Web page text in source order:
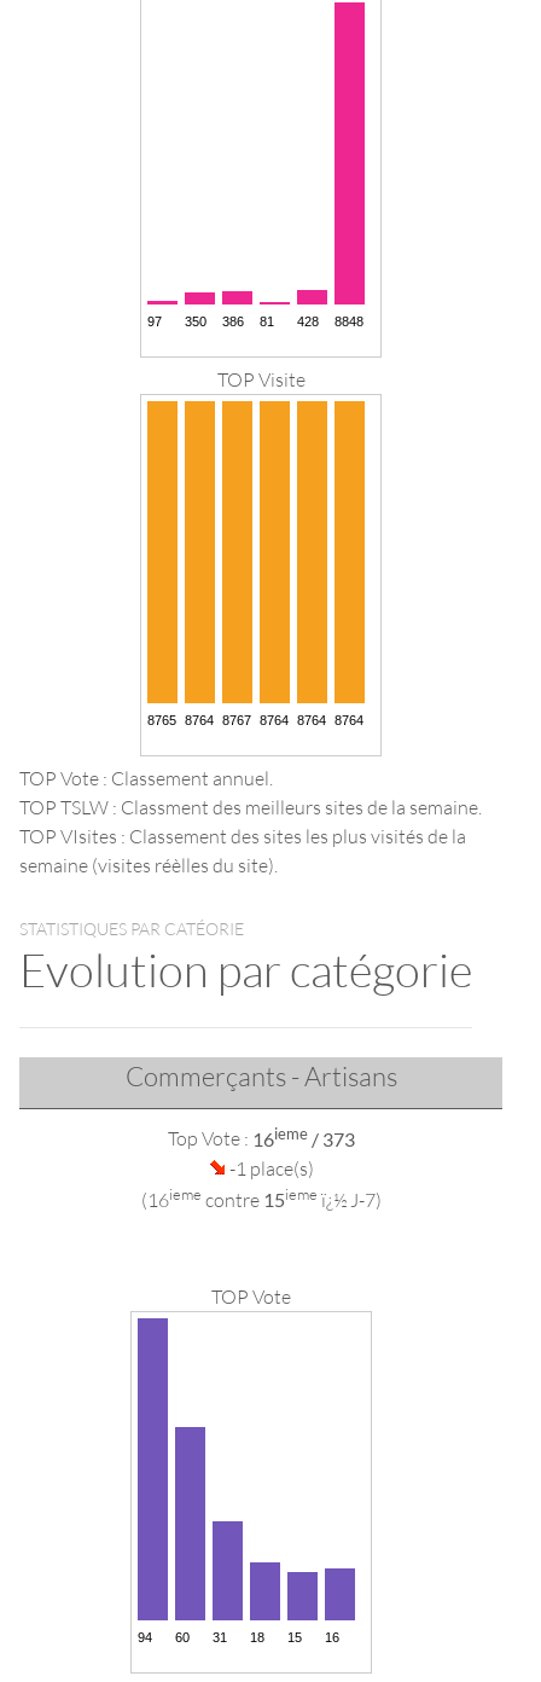
TOP Visite
TOP Vote : Classement annuel.
TOP TSLW : Classment des meilleurs sites de la semaine.
TOP VIsites : Classement des sites les plus visités de la
semaine (visites réèlles du site).
STATISTIQUES PAR CATÉORIE
Evolution par catégorie
Commerçants - Artisans
Top Vote : 16ieme/ 373
-1 place(s)
(16ieme contre 15ieme ï¿½ J-7)
TOP Vote